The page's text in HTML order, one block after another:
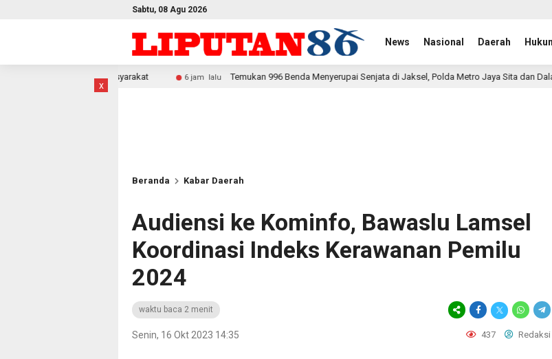
Sabtu, 08 Agu 2026
News Nasional Daerah
x
6 jam lalu Temukan 996 Benda Menyerupai Senjata di Jaksel, Polda Metro Jaya Sita dan Dalami 1 Senjata Api 7
Beranda Kabar Daerah
Audiensi ke Kominfo, Bawaslu Lamsel
Koordinasi Indeks Kerawanan Pemilu
2024
waktu baca 2 menit
Senin, 16 Okt 2023 14:35 437 Redaksi